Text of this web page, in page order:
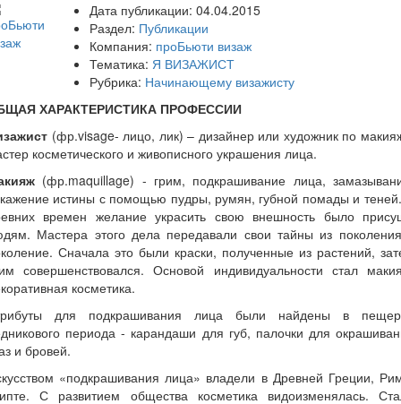
Дата публикации: 04.04.2015
Раздел: Публикации
Компания: проБьюти визаж
Тематика: Я ВИЗАЖИСТ
Рубрика: Начинающему визажисту
ХАРАКТЕРИСТИКА ПРОФЕССИИ
(фр.visage- лицо, лик) – дизайнер или художник по
косметического и живописного украшения лица.
(фр.maquillage) - грим, подкрашивание лица,
истины с помощью пудры, румян, губной помады и
времен желание украсить свою внешность было
Мастера этого дела передавали свои тайны из
Сначала это были краски, полученные из растений,
совершенствовался. Основой индивидуальности стал
косметика.
для подкрашивания лица были найдены в
периода - карандаши для губ, палочки для
и бровей.
«подкрашивания лица» владели в Древней Греции,
С развитием общества косметика видоизменялась.